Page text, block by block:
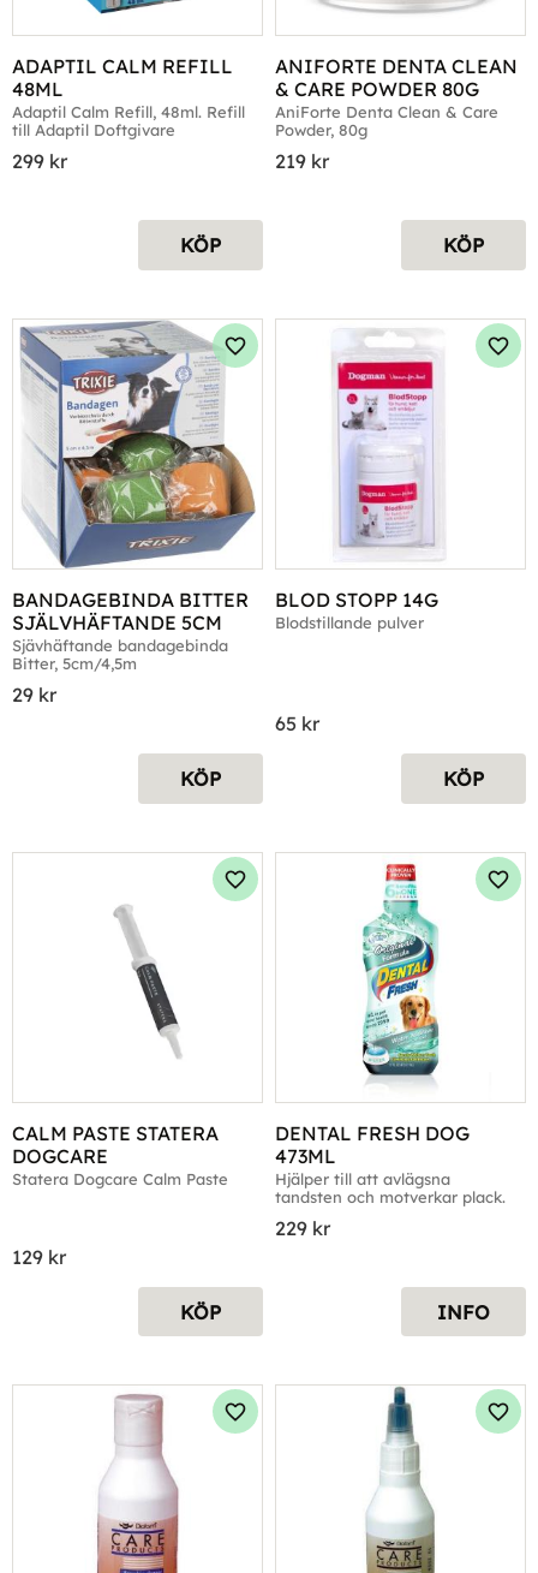
ADAPTIL CALM REFILL
48ML
Adaptil Calm Refill, 48ml. Refill
till Adaptil Doftgivare
299 kr
KÖP
ANIFORTE DENTA CLEAN
& CARE POWDER 80G
AniForte Denta Clean & Care
Powder, 80g
219 kr
KÖP
BANDAGEBINDA BITTER
SJÄLVHÄFTANDE 5CM
Sjävhäftande bandagebinda
Bitter, 5cm/4,5m
29 kr
Lägg till i favoriter
KÖP
BLOD STOPP 14G
Blodstillande pulver
65 kr
KÖP
CALM PASTE STATERA
DOGCARE
Statera Dogcare Calm Paste
129 kr
Lägg till i favoriter
KÖP
DENTAL FRESH DOG
473ML
Hjälper till att avlägsna
tandsten och motverkar plack.
229 kr
INFO
Lägg till i favoriter